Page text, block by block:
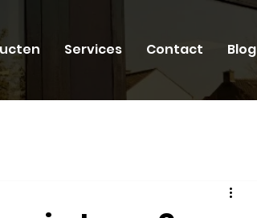
Services Contact Blog